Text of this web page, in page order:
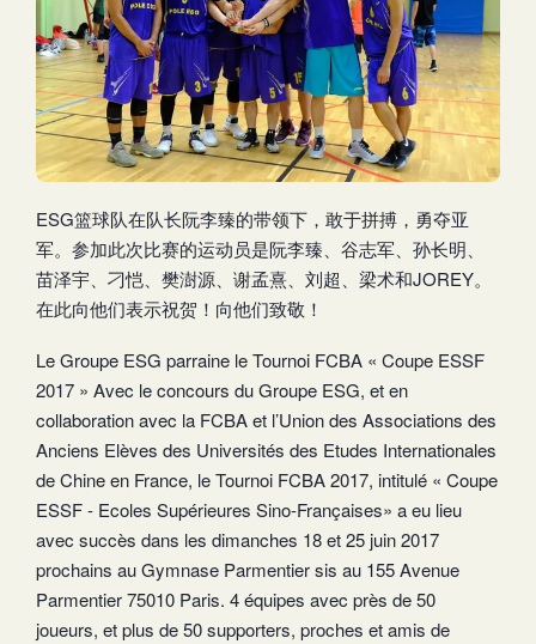
ESG篮球队在队长阮李臻的带领下，敢于拼搏，勇夺亚
军。参加此次比赛的运动员是阮李臻、谷志军、孙长明、
苗泽宇、刁恺、樊澍源、谢孟熹、刘超、梁术和JOREY。
在此向他们表示祝贺！向他们致敬！
Le Groupe ESG parraine le Tournoi FCBA « Coupe ESSF
2017 » Avec le concours du Groupe ESG, et en
collaboration avec la FCBA et l’Union des Associations des
Anciens Elèves des Universités des Etudes Internationales
de Chine en France, le Tournoi FCBA 2017, intitulé « Coupe
ESSF - Ecoles Supérieures Sino-Françaises» a eu lieu
avec succès dans les dimanches 18 et 25 juin 2017
prochains au Gymnase Parmentier sis au 155 Avenue
Parmentier 75010 Paris. 4 équipes avec près de 50
joueurs, et plus de 50 supporters, proches et amis de